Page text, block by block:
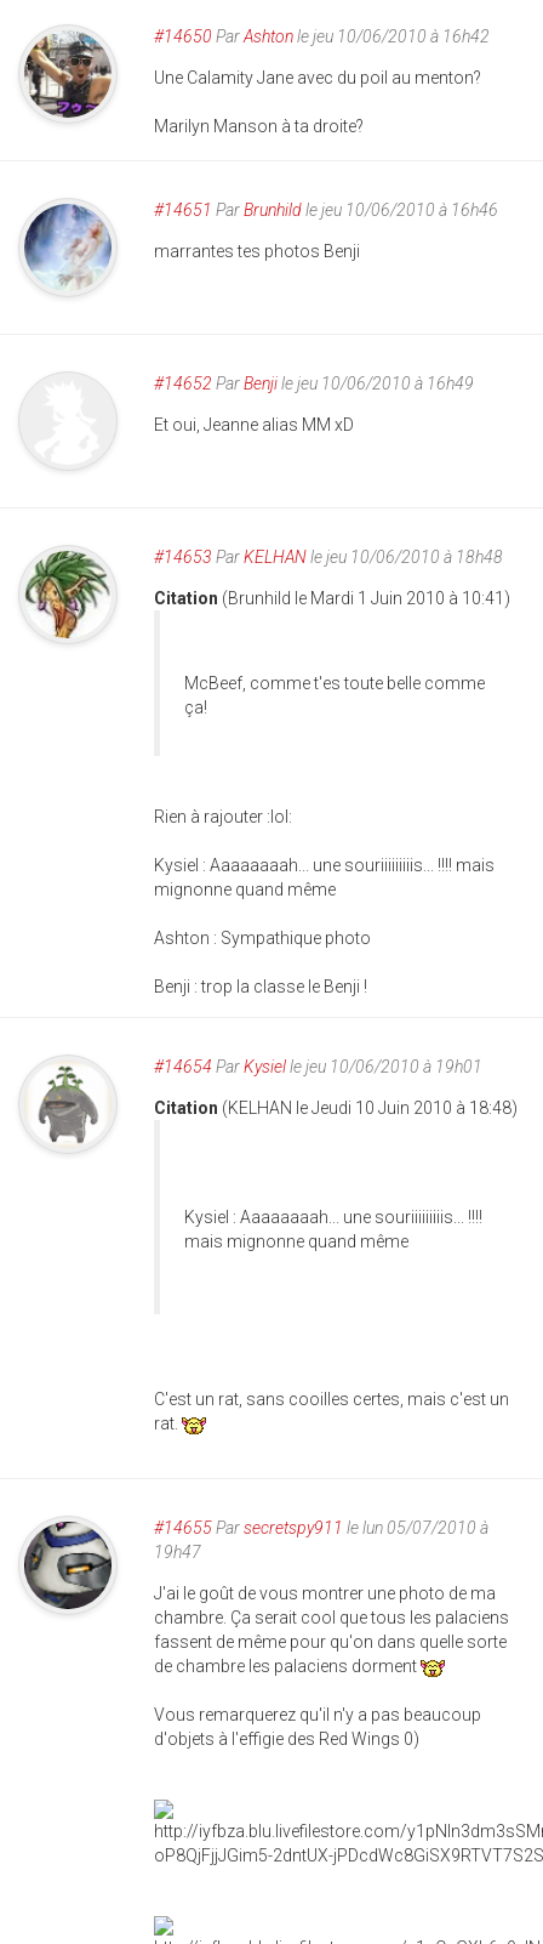
#14650 ParAshtonle jeu 10/06/2010 à 16h42
Une Calamity Jane avec du poil au menton?
Marilyn Manson à ta droite?
#14651 ParBrunhildle jeu 10/06/2010 à 16h46
marrantes tes photos Benji
#14652 ParBenjile jeu 10/06/2010 à 16h49
Et oui, Jeanne alias MM xD
#14653 ParKELHANle jeu 10/06/2010 à 18h48
Citation (Brunhild le Mardi 1 Juin 2010 à 10:41)
McBeef, comme t'es toute belle comme
ça!
Rien à rajouter :lol:
Kysiel : Aaaaaaaah... une souriiiiiiiiis... !!!! mais
mignonne quand même
Ashton : Sympathique photo
Benji : trop la classe le Benji !
#14654 ParKysielle jeu 10/06/2010 à 19h01
Citation (KELHAN le Jeudi 10 Juin 2010 à 18:48)
Kysiel : Aaaaaaaah... une souriiiiiiiiis... !!!!
mais mignonne quand même
C'est un rat, sans cooilles certes, mais c'est un
rat.
#14655Parsecretspy911 le lun 05/07/2010 à
19h47
J'ai le goût de vous montrer une photo de ma
chambre. Ça serait cool que tous les palaciens
fassent de même pour qu'on dans quelle sorte
de chambre les palaciens dorment
Vous remarquerez qu'il n'y a pas beaucoup
d'objets à l'effigie des Red Wings 0)